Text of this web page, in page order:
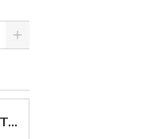
PERSONALIZUOTAS MEDALIS "1" SU GRAVIRUOTU TEKSTU